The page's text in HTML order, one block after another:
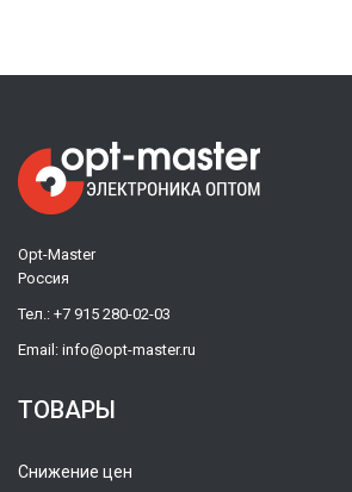
Opt-Master
Россия
Тел.: +7 915 280-02-03
Email: info@opt-master.ru
ТОВАРЫ
Снижение цен